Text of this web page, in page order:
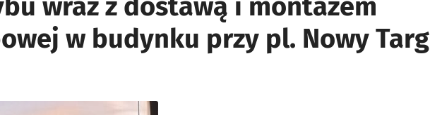
w budynku przy pl. Nowy Targ